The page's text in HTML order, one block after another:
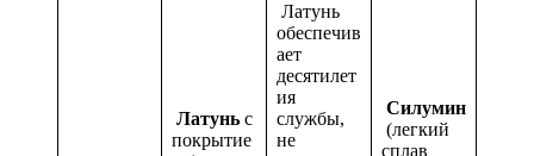
Латунь с
покрытие
Латунь
обеспечив
ает
десятилет
ия
службы,
не
Силумин
(легкий
сплав